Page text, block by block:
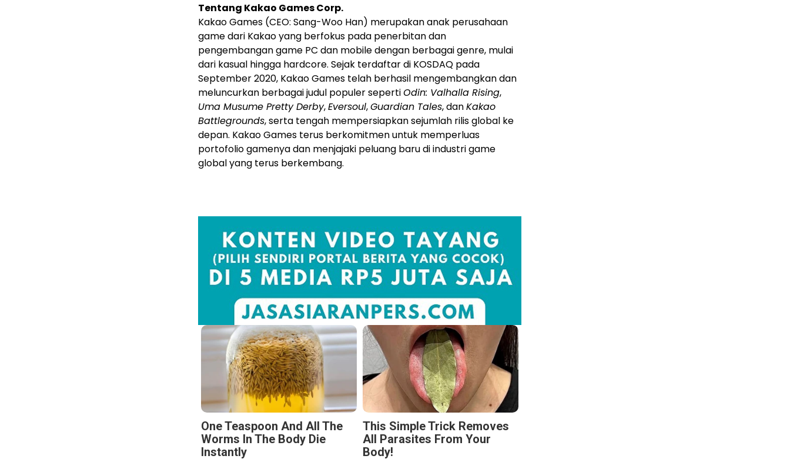
Tentang Kakao Games Corp.
Kakao Games (CEO: Sang-Woo Han) merupakan anak perusahaan
game dari Kakao yang berfokus pada penerbitan dan
pengembangan game PC dan mobile dengan berbagai genre, mulai
dari kasual hingga hardcore. Sejak terdaftar di KOSDAQ pada
September 2020, Kakao Games telah berhasil mengembangkan dan
meluncurkan berbagai judul populer sepertiOdin: Valhalla Rising,
Uma Musume Pretty Derby,Eversoul,Guardian Tales, danKakao
Battlegrounds, serta tengah mempersiapkan sejumlah rilis global ke
depan. Kakao Games terus berkomitmen untuk memperluas
portofolio gamenya dan menjajaki peluang baru di industri game
global yang terus berkembang.
One Teaspoon And All The
Worms In The Body Die
Instantly
This Simple Trick Removes
All Parasites From Your
Body!